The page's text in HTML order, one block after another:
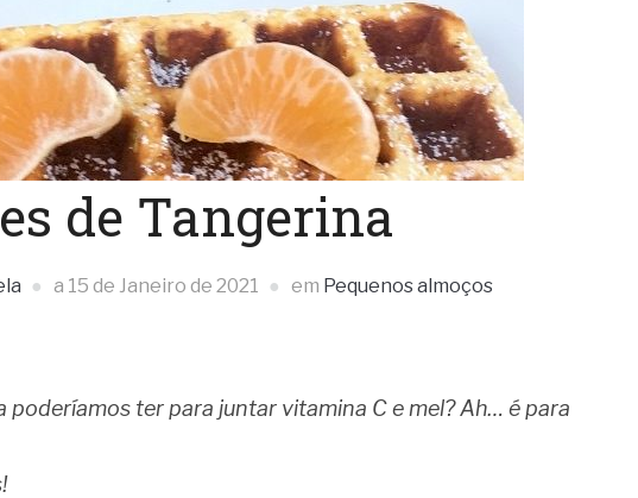
de Tangerina
a 15 de Janeiro de 2021 em Pequenos almoços
poderíamos ter para juntar vitamina C e mel? Ah… é para